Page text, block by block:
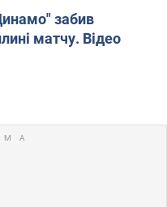
забив
матчу. Відео